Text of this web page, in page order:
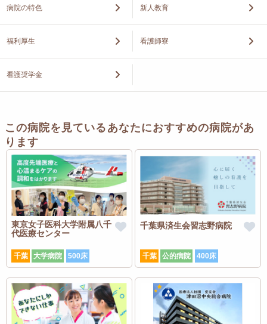
病院の特色 新人教育
福利厚生 看護師寮
看護奨学金
この病院を見ているあなたにおすすめの病院があ
ります
東京女子医科大学附属八千
代医療センター
千葉 大学病院 500床
千葉県済生会習志野病院
千葉 公的病院 400床